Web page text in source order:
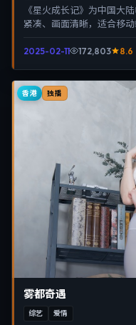
《星火成长记》为中国大
紧凑、画面清晰，适合移
2025-02-11 172,803 8.6
香港 独播
雾都奇遇
综艺 爱情